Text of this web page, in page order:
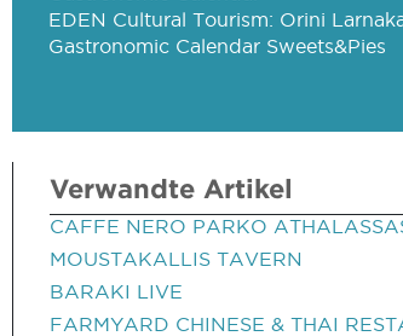
EDEN Cultural Tourism: Orini
Gastronomic Calendar Sweets&Pies
Verwandte Artikel
CAFFE NERO PARKO
MOUSTAKALLIS TAVERN
BARAKI LIVE
FARMYARD CHINESE & THAI